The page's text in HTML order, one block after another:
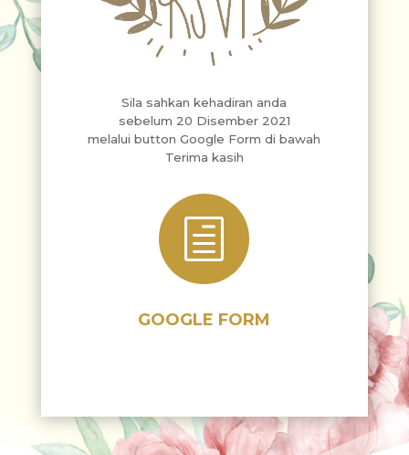
Sila sahkan kehadiran anda
sebelum 20 Disember 2021
melalui button Google Form di bawah
Terima kasih
h
GOOGLE FORM